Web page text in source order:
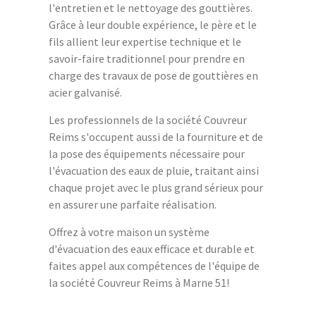
l'entretien et le nettoyage des gouttières.
Grâce à leur double expérience, le père et le
fils allient leur expertise technique et le
savoir-faire traditionnel pour prendre en
charge des travaux de pose de gouttières en
acier galvanisé.
Les professionnels de la société Couvreur
Reims s'occupent aussi de la fourniture et de
la pose des équipements nécessaire pour
l'évacuation des eaux de pluie, traitant ainsi
chaque projet avec le plus grand sérieux pour
en assurer une parfaite réalisation.
Offrez à votre maison un système
d'évacuation des eaux efficace et durable et
faites appel aux compétences de l'équipe de
la société Couvreur Reims à Marne 51!